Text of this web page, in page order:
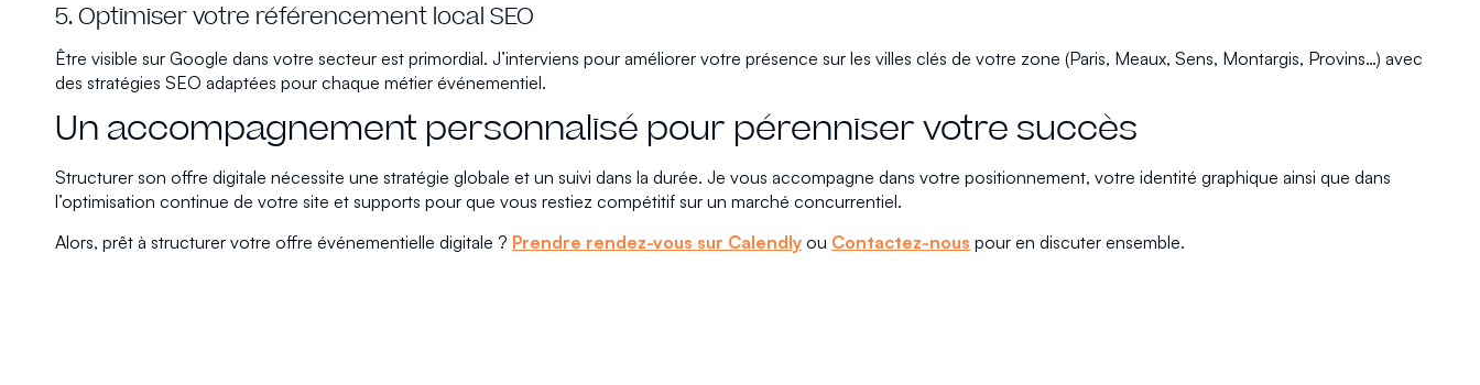
5. Optimiser votre référencement local SEO
Être visible sur Google dans votre secteur est primordial. J’interviens pour améliorer votre présence sur les villes clés de votre zone (Paris, Meaux, Sens, Montargis, Provins…) avec
des stratégies SEO adaptées pour chaque métier événementiel.
Un accompagnement personnalisé pour pérenniser votre succès
Structurer son offre digitale nécessite une stratégie globale et un suivi dans la durée. Je vous accompagne dans votre positionnement, votre identité graphique ainsi que dans
l’optimisation continue de votre site et supports pour que vous restiez compétitif sur un marché concurrentiel.
Alors, prêt à structurer votre offre événementielle digitale ? Prendre rendez-vous sur Calendly ou Contactez-nous pour en discuter ensemble.